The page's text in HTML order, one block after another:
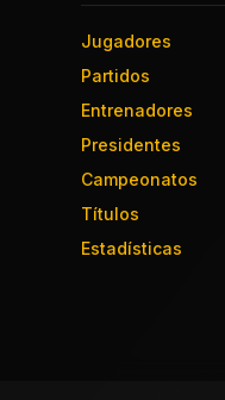
Jugadores
Partidos
Entrenadores
Presidentes
Campeonatos
Títulos
Estadísticas